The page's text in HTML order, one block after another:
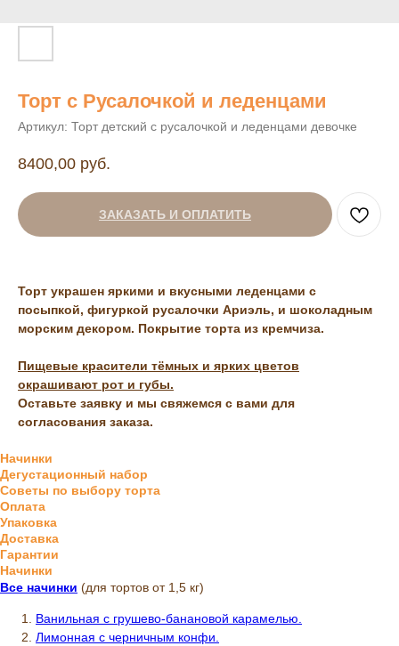
Торт с Русалочкой и леденцами
Артикул: Торт детский с русалочкой и леденцами девочке
8400,00 руб.
ЗАКАЗАТЬ И ОПЛАТИТЬ
Торт украшен яркими и вкусными леденцами с
посыпкой, фигуркой русалочки Ариэль, и шоколадным
морским декором. Покрытие торта из кремчиза.
Пищевые красители тёмных и ярких цветов
окрашивают рот и губы.
Оставьте заявку и мы свяжемся с вами для
согласования заказа.
Начинки
Дегустационный набор
Советы по выбору торта
Оплата
Упаковка
Доставка
Гарантии
Начинки
Все начинки (для тортов от 1,5 кг)
Ванильная с грушево-банановой карамелью.
Лимонная с черничным конфи.